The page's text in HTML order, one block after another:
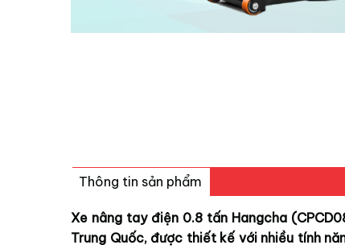
Thông tin sản phẩm
Xe nâng tay điện 0.8 tấn Hangcha
Trung Quốc, được thiết kế với nhiều tính